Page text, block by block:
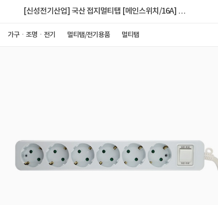
[신성전기산업] 국산 접지멀티탭 [메인스위치/16A] 6
가구ㆍ조명ㆍ전기 멀티탭/전기용품 멀티탭